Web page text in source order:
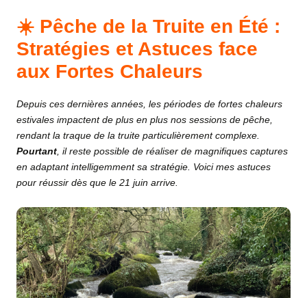
☀️ Pêche de la Truite en Été :
Stratégies et Astuces face
aux Fortes Chaleurs
Depuis ces dernières années, les périodes de fortes chaleurs
estivales impactent de plus en plus nos sessions de pêche,
rendant la traque de la truite particulièrement complexe.
Pourtant , il reste possible de réaliser de magnifiques captures
en adaptant intelligemment sa stratégie. Voici mes astuces
pour réussir dès que le 21 juin arrive.